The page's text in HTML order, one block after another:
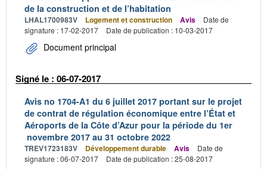
de la construction et de l’habitation
LHAL1700983V Logement et construction Avis
Date de
signature : 17-02-2017
Date de publication : 10-03-2017
Document principal
Signé le : 06-07-2017
Avis no 1704-A1 du 6 juillet 2017 portant sur le projet
de contrat de régulation économique entre l’État et
Aéroports de la Côte d’Azur pour la période du 1er
novembre 2017 au 31 octobre 2022
TREV1723183V Développement durable Avis
Date de
signature : 06-07-2017
Date de publication : 25-08-2017